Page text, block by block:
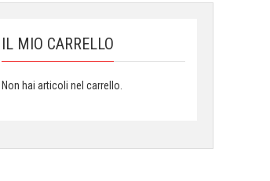
IL MIO CARRELLO
Non hai articoli nel carrello.